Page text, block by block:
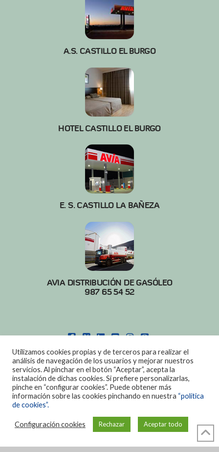
A.S. CASTILLO EL BURGO
HOTEL CASTILLO EL BURGO
E. S. CASTILLO LA BAÑEZA
AVIA DISTRIBUCIÓN DE GASÓLEO
987 65 54 52
POLITICA DE COOKIES|AVISO LEGAL
DISEÑO: DIAN SISTEMAS
Utilizamos cookies propias y de terceros para realizar el
análisis de navegación de los usuarios y mejorar nuestros
servicios. Al pinchar en el botón “Aceptar”, acepta la
instalación de dichas cookies. Si prefiere personalizarlas,
pinche en “configurar cookies”. Puede obtener más
información sobre las cookies pinchando en nuestra “política
de cookies”.
Configuración cookies Rechazar Aceptar todo